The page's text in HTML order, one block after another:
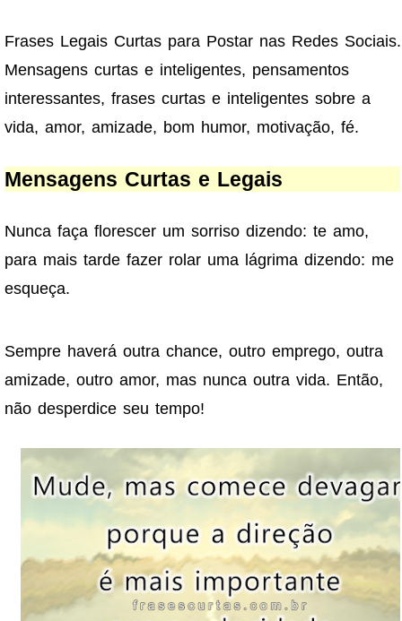
Frases Legais Curtas para Postar nas Redes Sociais.
Mensagens curtas e inteligentes, pensamentos
interessantes, frases curtas e inteligentes sobre a
vida, amor, amizade, bom humor, motivação, fé.
Mensagens Curtas e Legais
Nunca faça florescer um sorriso dizendo: te amo,
para mais tarde fazer rolar uma lágrima dizendo: me
esqueça.
Sempre haverá outra chance, outro emprego, outra
amizade, outro amor, mas nunca outra vida. Então,
não desperdice seu tempo!